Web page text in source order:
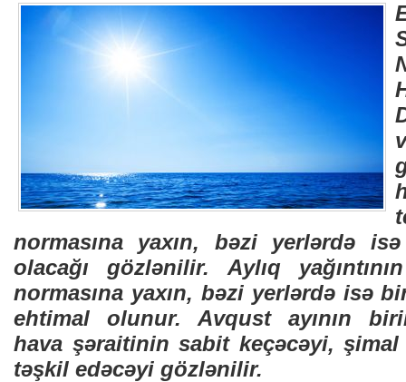
normasına yaxın, bəzi yerlərdə
olacağı gözlənilir. Aylıq
normasına yaxın, bəzi yerlərdə isə
ehtimal olunur. Avqust ayının
hava şəraitinin sabit keçəcəyi,
təşkil edəcəyi gözlənilir.